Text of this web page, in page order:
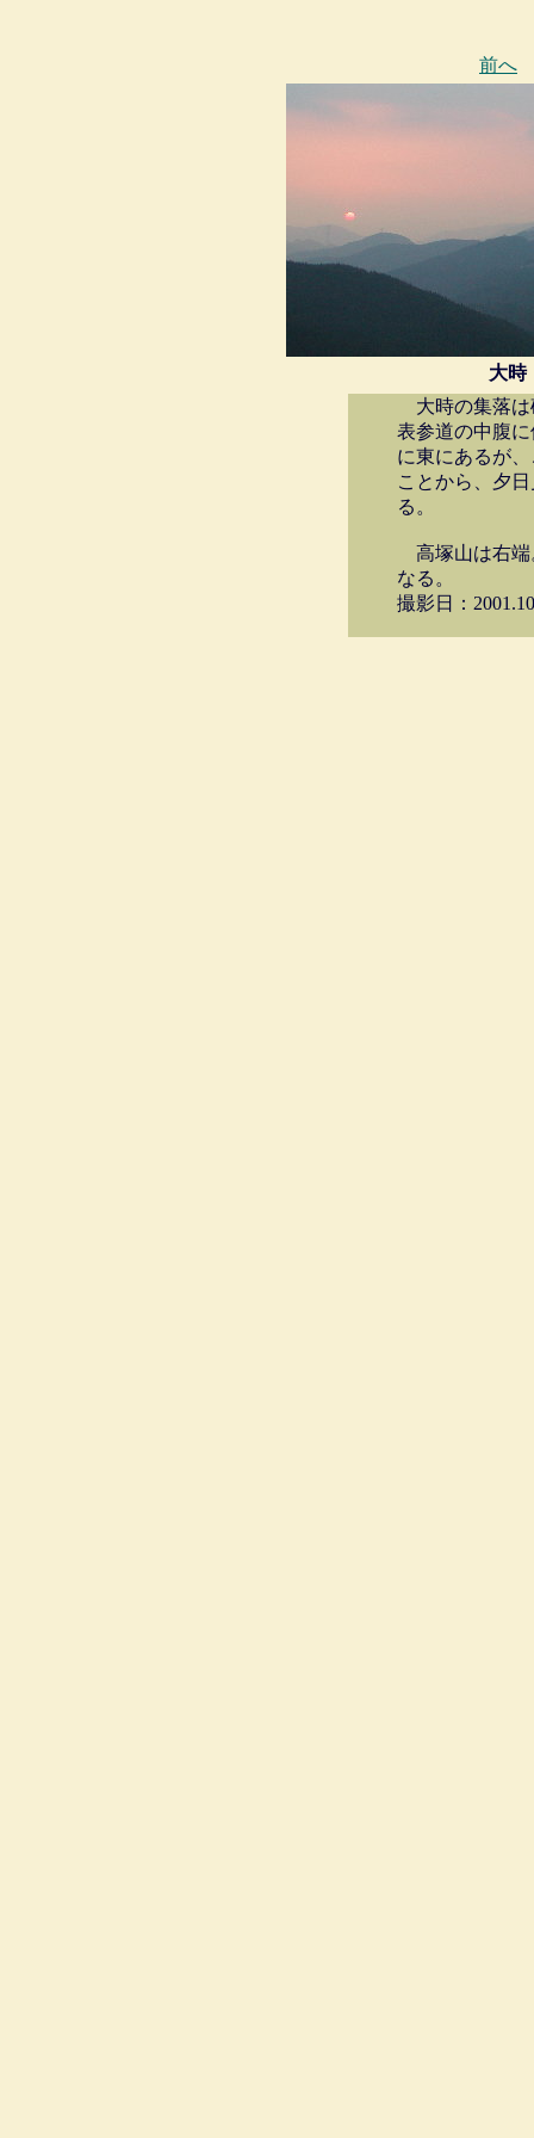
前へ
大
大時の集落は
表参道の中腹
に東にあるが
ことから、夕
る。
高塚山は右端
なる。
撮影日：